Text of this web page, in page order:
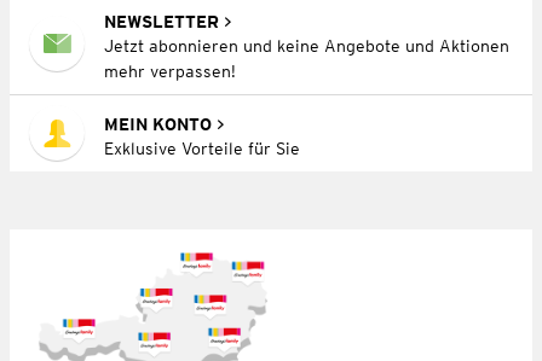
NEWSLETTER
Jetzt abonnieren und keine Angebote und Aktionen
mehr verpassen!
MEIN KONTO
Exklusive Vorteile für Sie